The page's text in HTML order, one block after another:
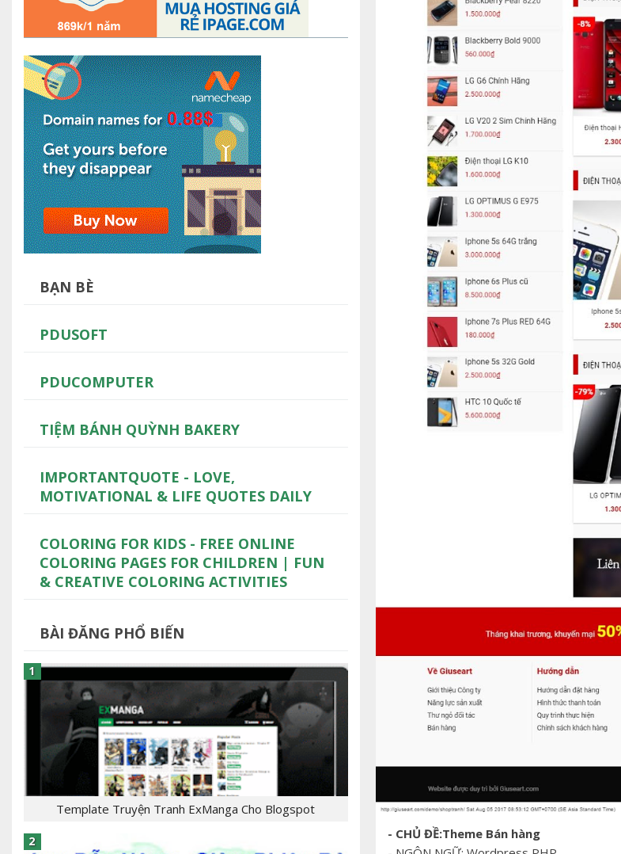
- CHỦ ĐỀ:Theme Bán hàng
BẠN BÈ
PDUSOFT
PDUCOMPUTER
TIỆM BÁNH QUỲNH BAKERY
IMPORTANTQUOTE - LOVE,
MOTIVATIONAL & LIFE QUOTES DAILY
COLORING FOR KIDS - FREE ONLINE
COLORING PAGES FOR CHILDREN | FUN
& CREATIVE COLORING ACTIVITIES
BÀI ĐĂNG PHỔ BIẾN
Template Truyện Tranh ExManga Cho Blogspot